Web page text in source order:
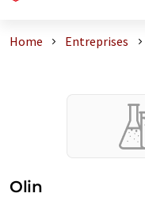
Home Entreprises
Olin